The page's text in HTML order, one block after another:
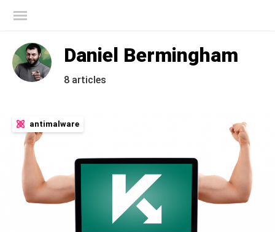
Daniel Bermingham
8 articles
antimalware